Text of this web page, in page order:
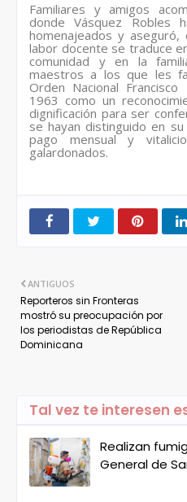
Familiares y amigos
donde Vásquez Robles
homenajeados y
labor docente se traduce
comunidad y en la
maestros a los que les
Orden Nacional
1963 como un
dignificación para ser
se hayan distinguido en
pago mensual y
galardonados.
ANTIGUOS
Reporteros sin Fronteras
mostró su preocupación por
los periodistas de República
Dominicana
Tal vez te interesen
Realizan
General de